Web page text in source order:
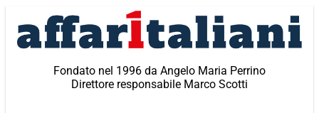
contenuto
Fondato nel 1996 da Angelo Maria Perrino
Direttore responsabile Marco Scotti